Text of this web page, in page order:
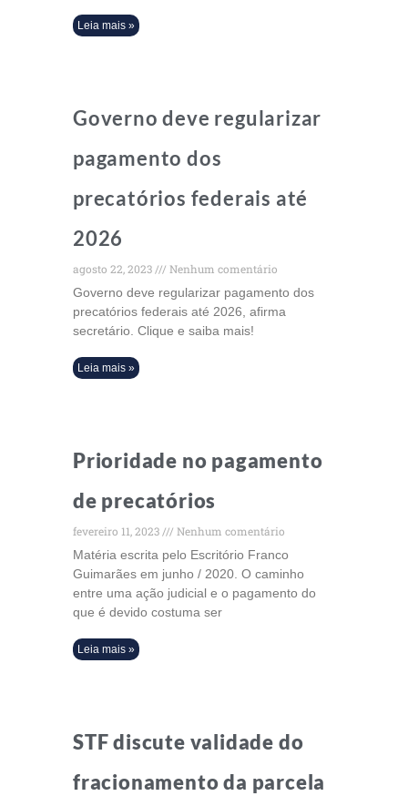
Leia mais »
Governo deve regularizar
pagamento dos
precatórios federais até
2026
agosto 22, 2023
Nenhum comentário
Governo deve regularizar pagamento dos
precatórios federais até 2026, afirma
secretário. Clique e saiba mais!
Leia mais »
Prioridade no pagamento
de precatórios
fevereiro 11, 2023
Nenhum comentário
Matéria escrita pelo Escritório Franco
Guimarães em junho / 2020. O caminho
entre uma ação judicial e o pagamento do
que é devido costuma ser
Leia mais »
STF discute validade do
fracionamento da parcela